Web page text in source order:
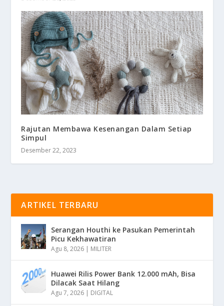
Rajutan Membawa Kesenangan Dalam Setiap
Simpul
Desember 22, 2023
ARTIKEL TERBARU
Serangan Houthi ke Pasukan Pemerintah
Picu Kekhawatiran
Agu 8, 2026 MILITER
Huawei Rilis Power Bank 12.000 mAh, Bisa
Dilacak Saat Hilang
Agu 7, 2026 DIGITAL